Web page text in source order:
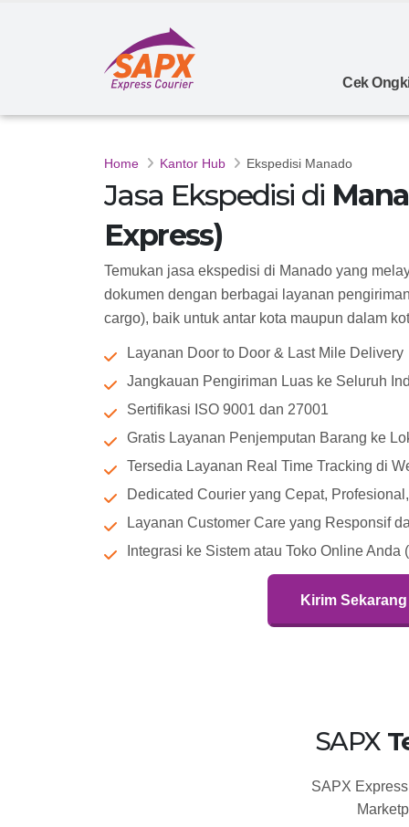
Cek
Home Kantor Hub Ekspedisi Manado
Jasa Ekspedisi di
Express)
Temukan jasa ekspedisi di Manado yang
dokumen dengan berbagai layanan
cargo), baik untuk antar kota maupun dalam
Layanan Door to Door & Last Mile Delivery
Jangkauan Pengiriman Luas ke Seluruh
Sertifikasi ISO 9001 dan 27001
Gratis Layanan Penjemputan Barang ke
Tersedia Layanan Real Time Tracking di
Dedicated Courier yang Cepat,
Layanan Customer Care yang Responsif
Integrasi ke Sistem atau Toko Online Anda
Kirim Sekarang
SAPX
SAPX